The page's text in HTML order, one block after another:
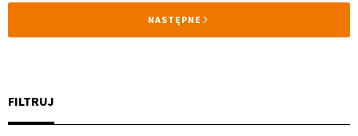
czytasz
stronę
STRONA
NASTĘPNE
FILTRUJ